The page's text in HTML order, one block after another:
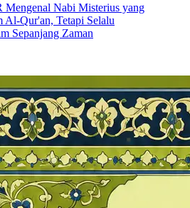
Nabi Misterius yang
Al-Qur'an, Tetapi Selalu
Sepanjang Zaman